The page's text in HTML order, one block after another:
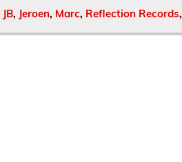
JB, Jeroen, Marc, Reflection Records,